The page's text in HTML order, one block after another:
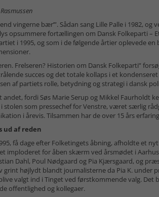
vingerne bær’”. Sådan sang Lille Palle i 1982, og
opsummere fortællingen om Dansk Folkeparti –
i 1995, og som i de følgende årtier oplevede
Frelseren? Historien om Dansk Folkeparti”
succes og det totale kollaps i et
af partiets rolle, betydning og strategi i dansk
andet, fordi Søs Marie Serup og Mikkel Faurholdt
i stolen som pressechef for Venstre, været særlig
i årevis. Tilsammen har de over 15 års
ud af reden
få dage efter Folketingets åbning, afholdte et
imploderet for åben skærm ved årsmødet i
Dahl, Poul Nødgaard og Pia Kjærsgaard, og
grint højlydt blandt journalisterne da Pia K. under
valgt ind i Tinget ved førstkommende valg. Det
offentlighed og kollegaer.